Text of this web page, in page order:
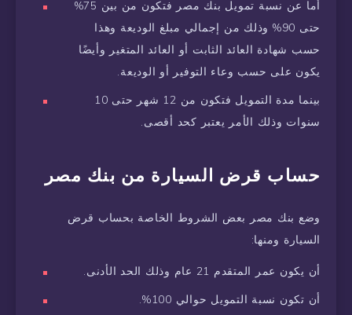
أما عن نسبة تمويل بنك مصر فتكون من بين 75%
حتى 90% وذلك من إجمالي مبلغ الوديعة وهذا
حسب شهادة العائد الثابت أو العائد المتغير وأيضًا
يكون على حسب وعاء التوفير أو الوديعة.
بينما مدة التمويل فتكون من 12 شهر حتى 10
سنوات وذلك الأمر يعتبر كحد أقصى.
حساب قرض السيارة من بنك مصر
وضع بنك مصر بعض الشروط الخاصة بحساب قرض
السيارة ومنها:
أن يكون عمر المتقدم 21 عام وذلك الحد الأدنى.
أن تكون نسبة التمويل حوالي 100%.